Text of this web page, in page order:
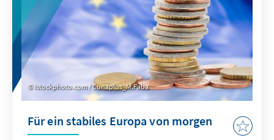
istockphoto.com / Cunaplus_M.Faba
Für ein stabiles Europa von morgen